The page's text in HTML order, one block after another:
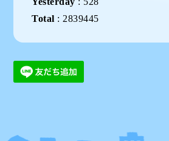
Total : 2839445